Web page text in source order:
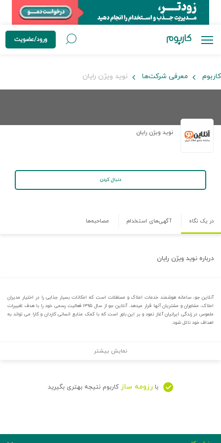
ورود/عضویت
کاربوم معرفی شرکت‌ها نوید ویژن رایان
نوید ویژن رایان
دنبال کردن
در یک نگاه آگهی‌های استخدام مصاحبه‌ها
درباره نوید ویژن رایان
آنلاین جو، سامانه هوشمند خدمات املاک و مستغلات است که امکانات بسیار جذابی را در اختیار مدیران
املاک، مشاوران و مشتریان آنها قرار میدهد. آنلاین جو از سال ۱۳۹۵ فعالیت رسمی خود را با هدف تغییرات
ملموس در زندگی ایرانیان آغاز نمود و بر این باور است که با کمک منابع انسانی کاردان و کارا می تواند به
اهداف خود نائل شود.
نمایش بیشتر
با رزومه ساز کاربوم نتیجه بهتری بگیرید